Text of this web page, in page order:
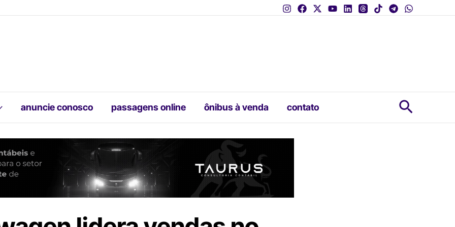
anuncie conosco passagens online ônibus à venda contato